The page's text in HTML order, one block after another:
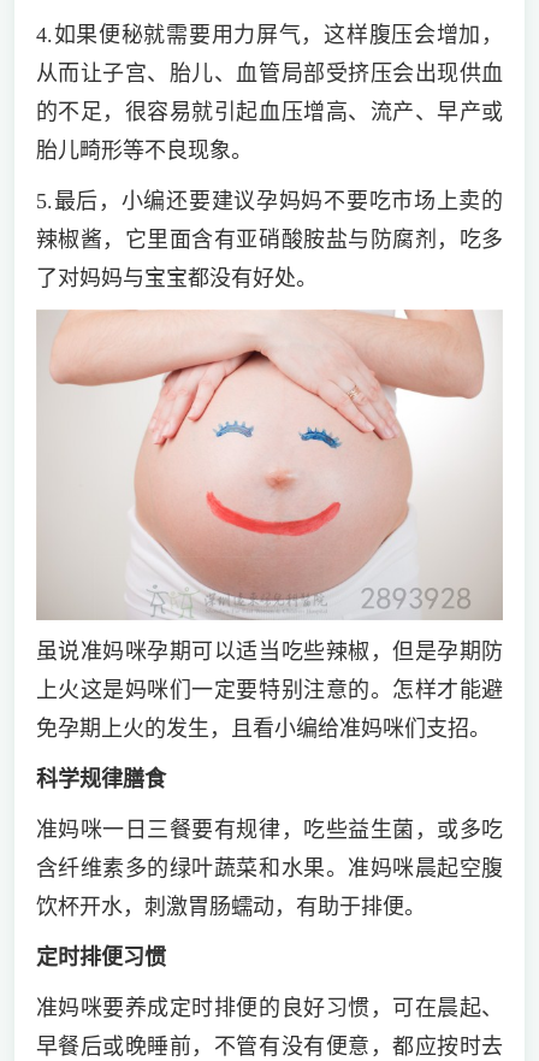
4.如果便秘就需要用力屏气，这样腹压会增加，
从而让子宫、胎儿、血管局部受挤压会出现供血
的不足，很容易就引起血压增高、流产、早产或
胎儿畸形等不良现象。
5.最后，小编还要建议孕妈妈不要吃市场上卖的
辣椒酱，它里面含有亚硝酸胺盐与防腐剂，吃多
了对妈妈与宝宝都没有好处。
虽说准妈咪孕期可以适当吃些辣椒，但是孕期防
上火这是妈咪们一定要特别注意的。怎样才能避
免孕期上火的发生，且看小编给准妈咪们支招。
科学规律膳食
准妈咪一日三餐要有规律，吃些益生菌，或多吃
含纤维素多的绿叶蔬菜和水果。准妈咪晨起空腹
饮杯开水，刺激胃肠蠕动，有助于排便。
定时排便习惯
准妈咪要养成定时排便的良好习惯，可在晨起、
早餐后或晚睡前，不管有没有便意，都应按时去